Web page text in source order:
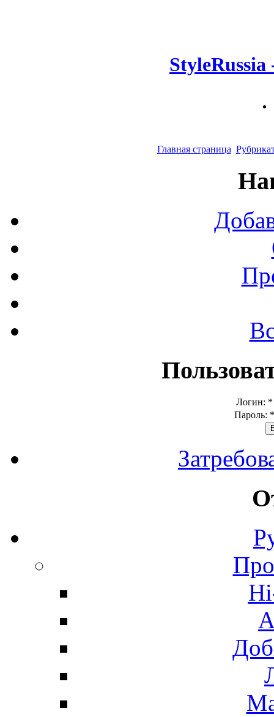
Главная страница
Логин: *
Пароль: *